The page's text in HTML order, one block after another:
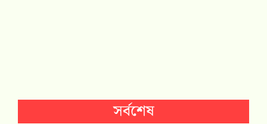
সর্বশেষ